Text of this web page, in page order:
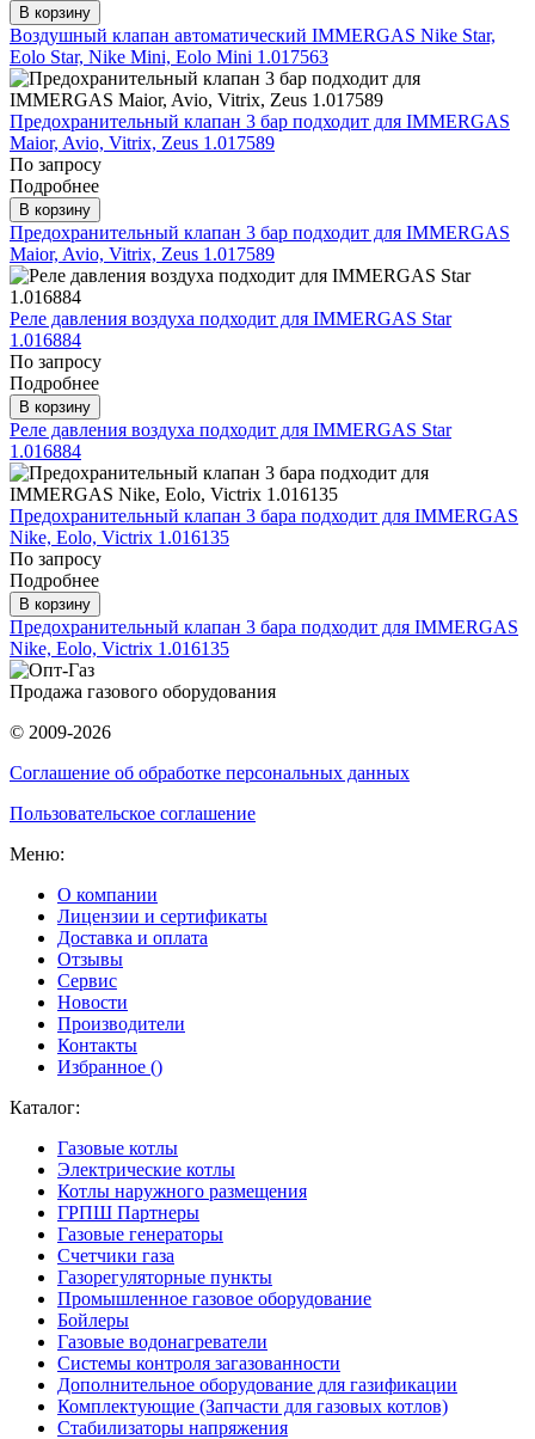
В корзину
Воздушный клапан автоматический IMMERGAS Nike Star,
Eolo Star, Nike Mini, Eolo Mini 1.017563
Предохранительный клапан 3 бар подходит для IMMERGAS
Maior, Avio, Vitrix, Zeus 1.017589
По запросу
Подробнее
В корзину
Предохранительный клапан 3 бар подходит для IMMERGAS
Maior, Avio, Vitrix, Zeus 1.017589
Реле давления воздуха подходит для IMMERGAS Star
1.016884
По запросу
Подробнее
В корзину
Реле давления воздуха подходит для IMMERGAS Star
1.016884
Предохранительный клапан 3 бара подходит для IMMERGAS
Nike, Eolo, Victrix 1.016135
По запросу
Подробнее
В корзину
Предохранительный клапан 3 бара подходит для IMMERGAS
Nike, Eolo, Victrix 1.016135
Продажа газового оборудования
© 2009-2026
Соглашение об обработке персональных данных
Пользовательское соглашение
Меню:
О компании
Лицензии и сертификаты
Доставка и оплата
Отзывы
Сервис
Новости
Производители
Контакты
Избранное ()
Каталог:
Газовые котлы
Электрические котлы
Котлы наружного размещения
ГРПШ Партнеры
Газовые генераторы
Счетчики газа
Газорегуляторные пункты
Промышленное газовое оборудование
Бойлеры
Газовые водонагреватели
Системы контроля загазованности
Дополнительное оборудование для газификации
Комплектующие (Запчасти для газовых котлов)
Стабилизаторы напряжения